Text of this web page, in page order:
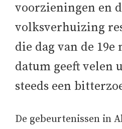
voorzieningen en
volksverhuizing
die dag van de 19e
datum geeft velen
steeds een
De gebeurtenissen in